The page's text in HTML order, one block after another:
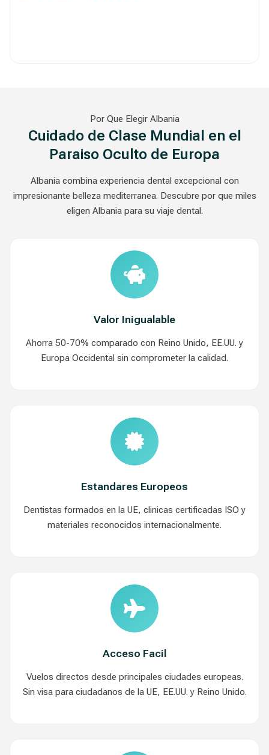
Por Que Elegir Albania
Cuidado de Clase Mundial en el
Paraiso Oculto de Europa
Albania combina experiencia dental excepcional con
impresionante belleza mediterranea. Descubre por que miles
eligen Albania para su viaje dental.
Valor Inigualable
Ahorra 50-70% comparado con Reino Unido, EE.UU. y
Europa Occidental sin comprometer la calidad.
Estandares Europeos
Dentistas formados en la UE, clinicas certificadas ISO y
materiales reconocidos internacionalmente.
Acceso Facil
Vuelos directos desde principales ciudades europeas.
Sin visa para ciudadanos de la UE, EE.UU. y Reino Unido.